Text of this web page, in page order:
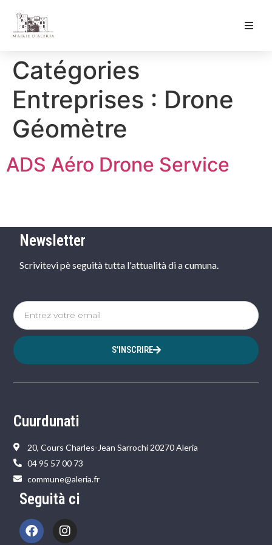
Catégories
Entreprises : Drone
Géomètre
ADS Aéro Drone Service
Newsletter
Scrivitevi pè seguità tutta l'attualità di a cumuna.
S'INSCRIRE
Cuurdunati
20, Cours Charles-Jean Sarrochi 20270 Aleria
04 95 57 00 73
commune@aleria.fr
Seguità ci